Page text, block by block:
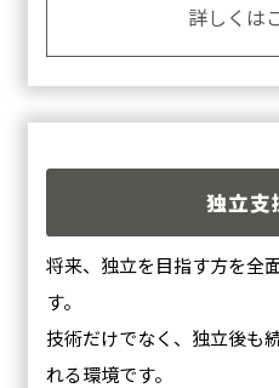
詳しくは
独立支
将来、独立を目指す方を全
す。
技術だけでなく、独立後も
れる環境です。